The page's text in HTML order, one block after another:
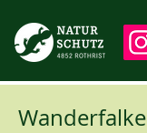
Wanderfalke